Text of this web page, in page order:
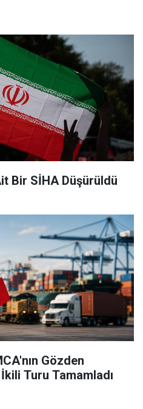
Bir SİHA Düşürüldü
Gözden
Turu Tamamladı